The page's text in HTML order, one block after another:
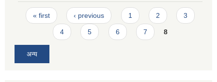
Pages
« first ‹ previous 1 2 3
4 5 6 7 8
अन्य